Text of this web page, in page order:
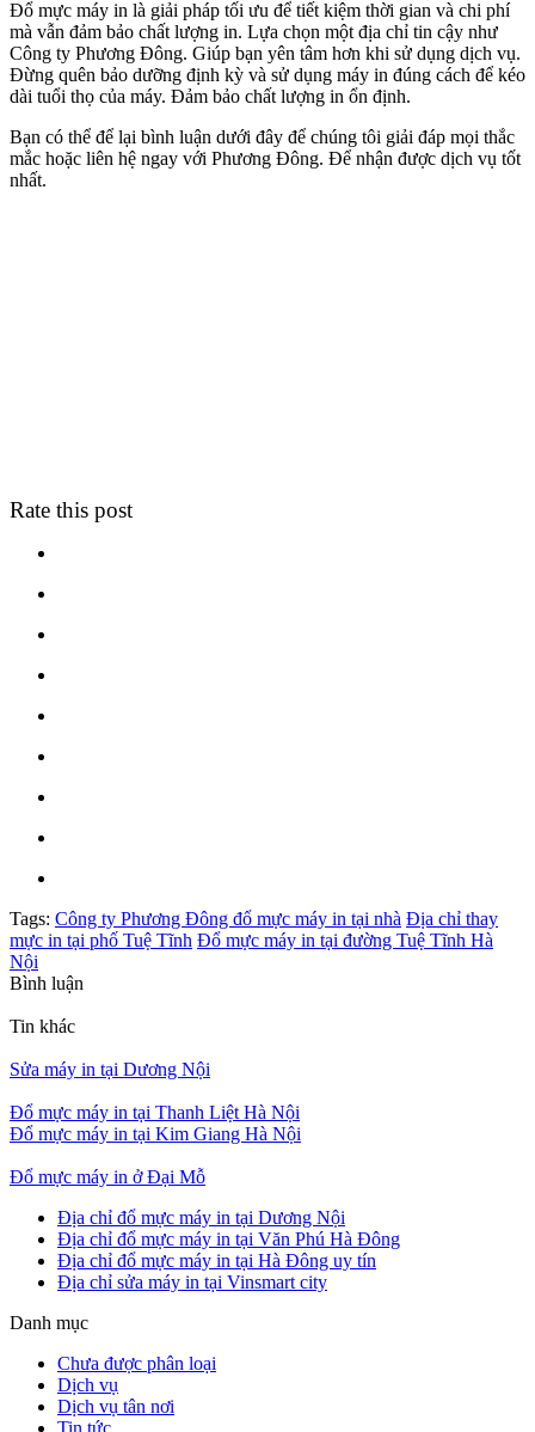
Đổ mực máy in là giải pháp tối ưu để tiết kiệm thời gian và chi phí
mà vẫn đảm bảo chất lượng in. Lựa chọn một địa chỉ tin cậy như
Công ty Phương Đông. Giúp bạn yên tâm hơn khi sử dụng dịch vụ.
Đừng quên bảo dưỡng định kỳ và sử dụng máy in đúng cách để kéo
dài tuổi thọ của máy. Đảm bảo chất lượng in ổn định.
Bạn có thể để lại bình luận dưới đây để chúng tôi giải đáp mọi thắc
mắc hoặc liên hệ ngay với Phương Đông. Để nhận được dịch vụ tốt
nhất.
Rate this post
Tags: Công ty Phương Đông đổ mực máy in tại nhà Địa chỉ thay
mực in tại phố Tuệ Tĩnh Đổ mực máy in tại đường Tuệ Tĩnh Hà
Nội
Bình luận
Tin khác
Sửa máy in tại Dương Nội
Đổ mực máy in tại Thanh Liệt Hà Nội
Đổ mực máy in tại Kim Giang Hà Nội
Đổ mực máy in ở Đại Mỗ
Địa chỉ đổ mực máy in tại Dương Nội
Địa chỉ đổ mực máy in tại Văn Phú Hà Đông
Địa chỉ đổ mực máy in tại Hà Đông uy tín
Địa chỉ sửa máy in tại Vinsmart city
Danh mục
Chưa được phân loại
Dịch vụ
Dịch vụ tân nơi
Tin tức